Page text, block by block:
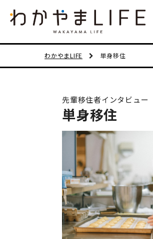
わかやまLIFE 単身移住
先輩移住者インタビュー
単身移住